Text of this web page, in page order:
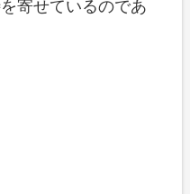
寄せているのであ